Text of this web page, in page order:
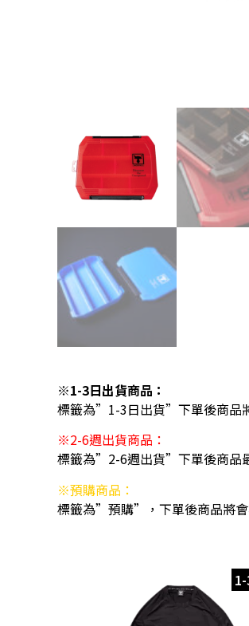
※1-3日出貨商品：
標籤為”1-3日出貨”下單後商品
※2-6週出貨商品：
標籤為”2-6週出貨”下單後商品
※預購商品：
標籤為”預購”，下單後商品將會